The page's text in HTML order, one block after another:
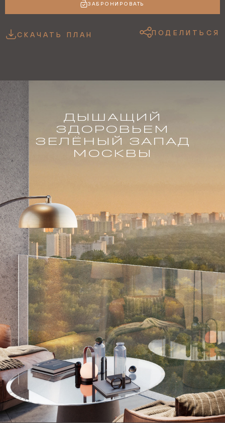
ЗАБРОНИРОВАТЬ
СКАЧАТЬ ПЛАН ПОДЕЛИТЬСЯ
ДЫШАЩИЙ
ЗДОРОВЬЕМ
ЗЕЛЁНЫЙ ЗАПАД
МОСКВЫ